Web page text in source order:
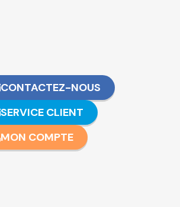
CONTACTEZ-NOUS
SERVICE CLIENT
MON COMPTE